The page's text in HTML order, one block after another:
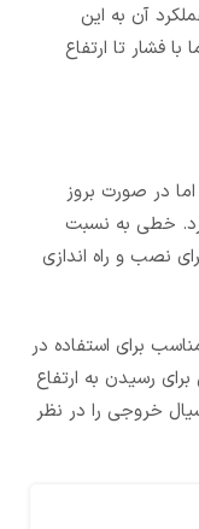
آن به این
فشار تا ارتفاع
در صورت بروز
خطی به نسبت
نصب و راه اندازی
برای استفاده در
رسیدن به ارتفاع
خروجی را در نظر